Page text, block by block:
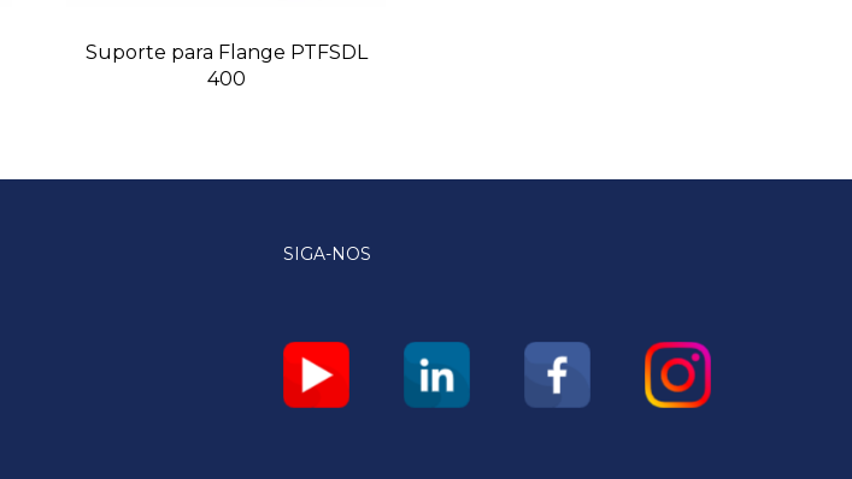
Suporte para Flange PTFSDL
400
SIGA-NOS